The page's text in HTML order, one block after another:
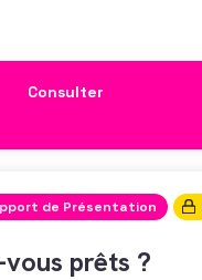
Consulter
de Présentation
vous prêts ?